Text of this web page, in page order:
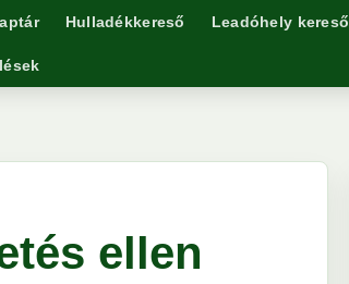
Hulladékkereső Leadóhely kereső
ellen